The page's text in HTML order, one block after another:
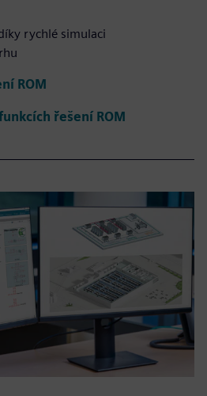
rychlé simulaci
ROM
řešení ROM